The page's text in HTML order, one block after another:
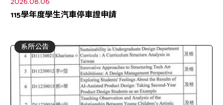
115學年度學生汽車停車證申請
系所公告